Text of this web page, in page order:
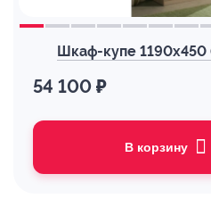
Шкаф-купе 1190х450
54 100 ₽
В корзину